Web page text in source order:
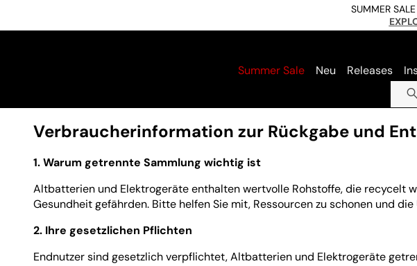
SUMMER
Summer Sale Neu Releases
Verbraucherinformation zur Rückgabe und
1. Warum getrennte Sammlung wichtig ist
Altbatterien und Elektrogeräte enthalten wertvolle Rohstoffe, die recycelt
Gesundheit gefährden. Bitte helfen Sie mit, Ressourcen zu schonen und
2. Ihre gesetzlichen Pflichten
Endnutzer sind gesetzlich verpflichtet, Altbatterien und Elektrogeräte